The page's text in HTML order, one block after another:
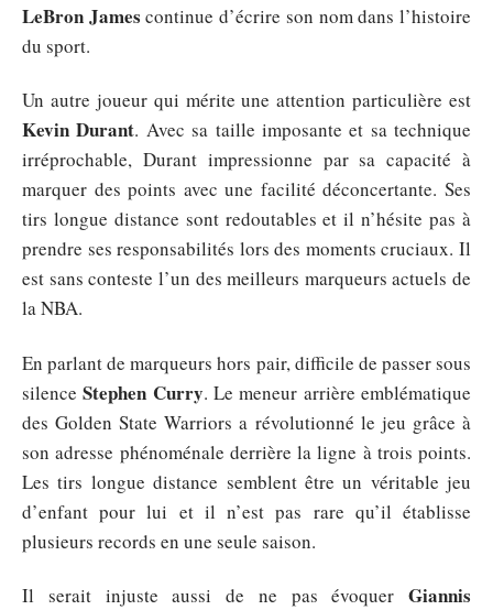
LeBron James continue d’écrire son nom dans l’histoire
du sport.
Un autre joueur qui mérite une attention particulière est
Kevin Durant. Avec sa taille imposante et sa technique
irréprochable, Durant impressionne par sa capacité à
marquer des points avec une facilité déconcertante. Ses
tirs longue distance sont redoutables et il n’hésite pas à
prendre ses responsabilités lors des moments cruciaux. Il
est sans conteste l’un des meilleurs marqueurs actuels de
la NBA.
En parlant de marqueurs hors pair, difficile de passer sous
silenceStephen Curry. Le meneur arrière emblématique
des Golden State Warriors a révolutionné le jeu grâce à
son adresse phénoménale derrière la ligne à trois points.
Les tirs longue distance semblent être un véritable jeu
d’enfant pour lui et il n’est pas rare qu’il établisse
plusieurs records en une seule saison.
Il serait injuste aussi de ne pas évoquer Giannis